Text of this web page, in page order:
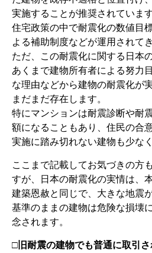
実施することが推奨されています
住宅政策の中で耐震化の数値目
よる補助制度などが運用されて
ただ、この耐震化に関する日本
あくまで建物所有者による努力
な理由などから建物の耐震化が
まだまだ存在します。
特にマンションは耐震診断や耐
額になることもあり、住民の合
実施に踏み切れない建物も少な
ここまで記載してお気づきの方
すが、日本の耐震化の実情は、
建築恩赦と同じで、大きな地震
基準のままの建物は危険な損壊
念されます。
□旧耐震の建物でも普通に取引